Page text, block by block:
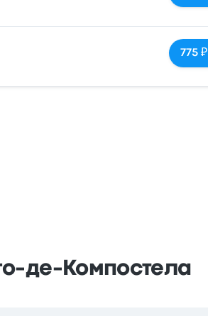
Нет тегов
775 ₽
де-Компостела